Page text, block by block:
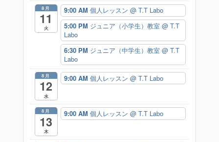
8月
11
火
9:00 AM 個人レッスン @ T.T Labo
5:00 PM ジュニア（小学生）教室 @ T.T
Labo
6:30 PM ジュニア（中学生）教室 @ T.T
Labo
8月
12
水
9:00 AM 個人レッスン @ T.T Labo
8月
13
木
9:00 AM 個人レッスン @ T.T Labo